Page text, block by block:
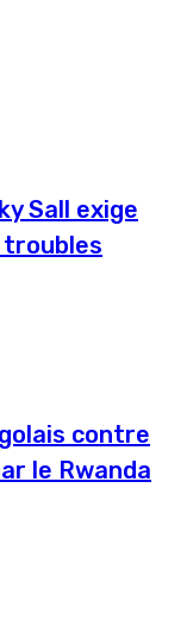
Sall exige
troubles
contre
le Rwanda